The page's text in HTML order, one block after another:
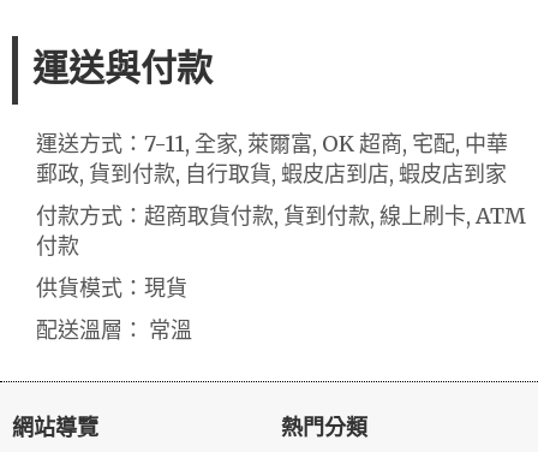
運送與付款
運送方式：7-11, 全家, 萊爾富, OK 超商, 宅配, 中華
郵政, 貨到付款, 自行取貨, 蝦皮店到店, 蝦皮店到家
付款方式：超商取貨付款, 貨到付款, 線上刷卡, ATM
付款
供貨模式：現貨
配送溫層： 常溫
網站導覽 熱門分類